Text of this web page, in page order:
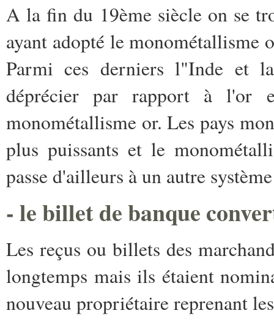
A la fin du 19ème siècle on se
ayant adopté le monométallisme
Parmi ces derniers l"Inde et
déprécier par rapport à l'or
monométallisme or. Les pays
plus puissants et le
passe d'ailleurs à un autre
- le billet de banque
Les reçus ou billets des
longtemps mais ils étaient
nouveau propriétaire reprenant